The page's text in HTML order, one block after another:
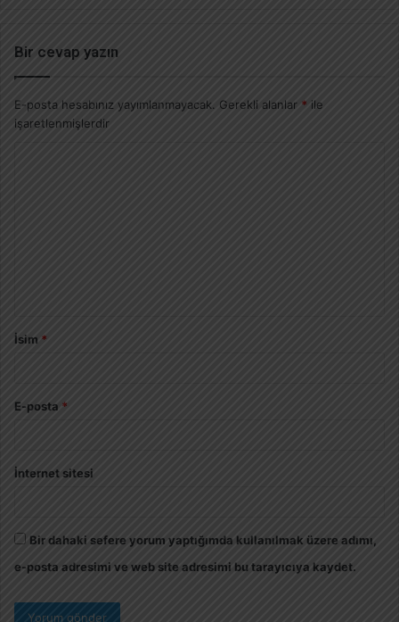
Bir cevap yazın
E-posta hesabınız yayımlanmayacak. Gerekli alanlar * ile
işaretlenmişlerdir
İsim *
E-posta *
İnternet sitesi
Bir dahaki sefere yorum yaptığımda kullanılmak üzere adımı,
e-posta adresimi ve web site adresimi bu tarayıcıya kaydet.